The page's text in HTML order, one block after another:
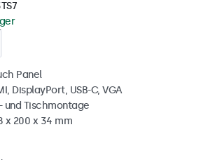
Panel
DisplayPort, USB-C, VGA
und Tischmontage
x 200 x 34 mm